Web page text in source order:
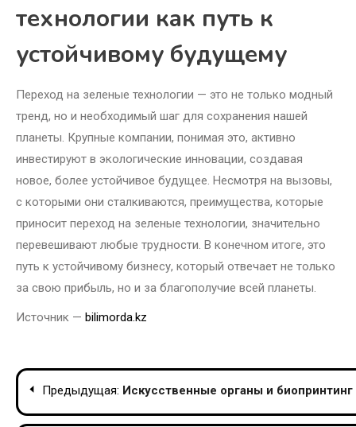
технологии как путь к
устойчивому будущему
Переход на зеленые технологии — это не только модный
тренд, но и необходимый шаг для сохранения нашей
планеты. Крупные компании, понимая это, активно
инвестируют в экологические инновации, создавая
новое, более устойчивое будущее. Несмотря на вызовы,
с которыми они сталкиваются, преимущества, которые
приносит переход на зеленые технологии, значительно
перевешивают любые трудности. В конечном итоге, это
путь к устойчивому бизнесу, который отвечает не только
за свою прибыль, но и за благополучие всей планеты.
Источник — bilimorda.kz
Навигация
по
Предыдущая: Искусственные органы и